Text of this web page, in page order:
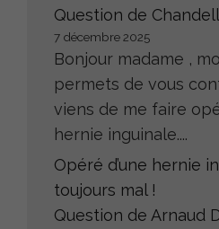
Question de
7 décembre 2025
Bonjour madame ,
permets de vous
viens de me faire
hernie inguinale....
Opéré d’une hernie
toujours mal !
Question de Arnaud